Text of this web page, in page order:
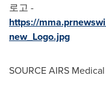
로고 -
https://
new_Logo.jpg
SOURCE AIRS Medical